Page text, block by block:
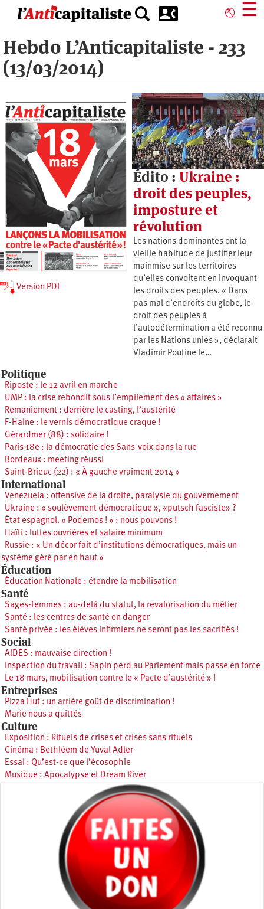
principal
⎋ ☰
Hebdo L’Anticapitaliste - 233
(13/03/2014)
Édito : Ukraine :
droit des peuples,
imposture et
révolution
Les nations dominantes ont la
vieille habitude de justifier leur
mainmise sur les territoires
qu’elles convoitent en invoquant
les droits des peuples. « Dans
pas mal d’endroits du globe, le
droit des peuples à
l’autodétermination a été reconnu
par les Nations unies », déclarait
Vladimir Poutine le…
Version PDF
Politique
Riposte : le 12 avril en marche
UMP : la crise rebondit sous l’empilement des « affaires »
Remaniement : derrière le casting, l’austérité
F-Haine : le vernis démocratique craque !
Gérardmer (88) : solidaire !
Paris 18e : la démocratie des Sans-voix dans la rue
Bordeaux : meeting réussi
Saint-Brieuc (22) : « À gauche vraiment 2014 »
International
Venezuela : offensive de la droite, paralysie du gouvernement
Ukraine : « soulèvement démocratique », «putsch fasciste» ?
État espagnol. « Podemos ! » : nous pouvons !
Haïti : luttes ouvrières et salaire minimum
Russie : « Un décor fait d’institutions démocratiques, mais un
système géré par en haut »
Éducation
Éducation Nationale : étendre la mobilisation
Santé
Sages-femmes : au-delà du statut, la revalorisation du métier
Santé : les centres de santé en danger
Santé privée : les élèves infirmiers ne seront pas les sacrifiés !
Social
AIDES : mauvaise direction !
Inspection du travail : Sapin perd au Parlement mais passe en force
Le 18 mars, mobilisation contre le « Pacte d’austérité » !
Entreprises
Pizza Hut : un arrière goût de discrimination !
Marie nous a quittés
Culture
Exposition : Rituels de crises et crises sans rituels
Cinéma : Bethléem de Yuval Adler
Essai : Qu’est-ce que l’écosophie
Musique : Apocalypse et Dream River